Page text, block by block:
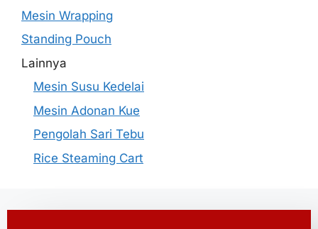
Mesin Wrapping
Standing Pouch
Lainnya
Mesin Susu Kedelai
Mesin Adonan Kue
Pengolah Sari Tebu
Rice Steaming Cart